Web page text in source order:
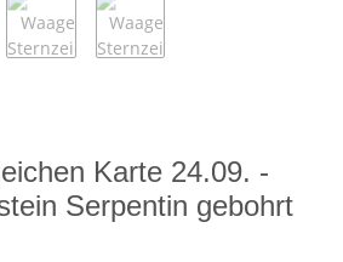
Karte 24.09. -
Serpentin gebohrt